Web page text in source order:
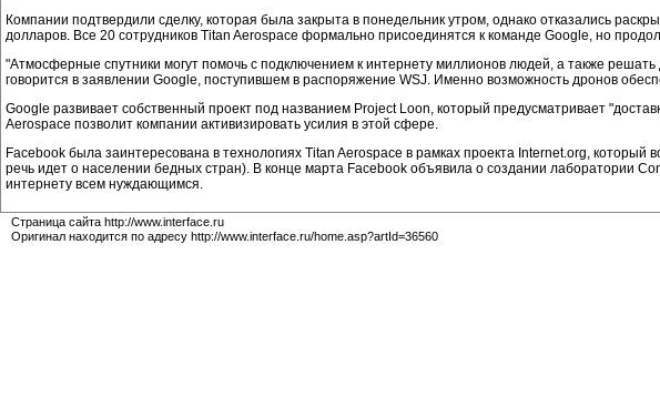
Компании подтвердили сделку, которая была закрыта в понедельник утром, однако отказались
долларов. Все 20 сотрудников Titan Aerospace формально присоединятся к команде Google, но
"Атмосферные спутники могут помочь с подключением к интернету миллионов людей, а также
говорится в заявлении Google, поступившем в распоряжение WSJ. Именно возможность дронов
Google развивает собственный проект под названием Project Loon, который предусматривает
Aerospace позволит компании активизировать усилия в этой сфере.
Facebook была заинтересована в технологиях Titan Aerospace в рамках проекта Internet.org,
речь идет о населении бедных стран). В конце марта Facebook объявила о создании лаборатории
интернету всем нуждающимся.
Страница сайта http://www.interface.ru
Оригинал находится по адресу http://www.interface.ru/home.asp?artId=36560